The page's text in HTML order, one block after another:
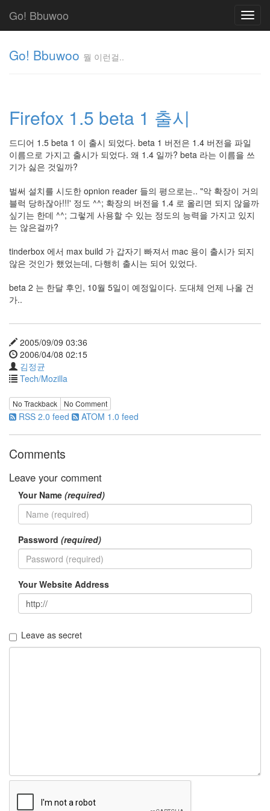
Go! Bbuwoo
Go! Bbuwoo 뭘 이런걸..
Firefox 1.5 beta 1 출시
드디어 1.5 beta 1 이 출시 되었다. beta 1 버전은 1.4 버전을 파일
이름으로 가지고 출시가 되었다. 왜 1.4 일까? beta 라는 이름을 쓰
기가 싫은 것일까?
벌써 설치를 시도한 opnion reader 들의 평으로는.. "악 확장이 거의
블럭 당하잖아!!!' 정도 ^^; 확장의 버전을 1.4 로 올리면 되지 않을까
싶기는 한데 ^^; 그렇게 사용할 수 있는 정도의 능력을 가지고 있지
는 않은걸까?
tinderbox 에서 max build 가 갑자기 빠져서 mac 용이 출시가 되지
않은 것인가 했었는데, 다행히 출시는 되어 있었다.
beta 2 는 한달 후인, 10월 5일이 예정일이다. 도대체 언제 나올 건
가..
2005/09/09 03:36
2006/04/08 02:15
김정균
Tech/Mozilla
No Trackback No Comment
RSS 2.0 feed ATOM 1.0 feed
Comments
Leave your comment
Your Name (required)
Password (required)
Your Website Address
Leave as secret
걸..
김
균
Tag
Cloud
안
리
눅
스
AnNyung
Firefox
Mozilla
군
이
표
준
L10N
iPutty
LInux
Notices
Find!
Categories
체
192
사
고